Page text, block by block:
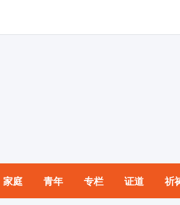
家庭 青年 专栏 证道 祈